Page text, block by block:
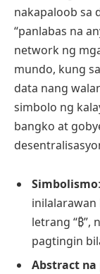
nakapaloob sa
“panlabas na
network ng
mundo, kung
data nang
simbolo ng
bangko at
Simbolismo
letrang “₿”,
pagtingin
Abstract